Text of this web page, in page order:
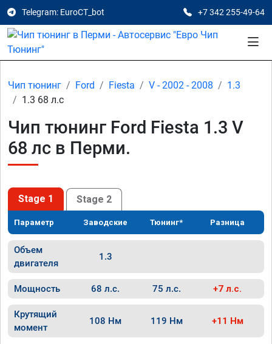
Telegram: EuroCT_bot +7 342 255-49-64
Чип тюнинг Ford Fiesta V - 2002 - 2008
1.3
1.3 68 л.с
Чип тюнинг Ford Fiesta 1.3 V
68 лс в Перми.
Stage 1 Stage 2
Параметр Заводские Тюнинг* Разница
Объем
двигателя
1.3
Мощность 68 л.с. 75 л.с. +7 л.с.
Крутящий
момент
108 Нм 119 Нм +11 Нм